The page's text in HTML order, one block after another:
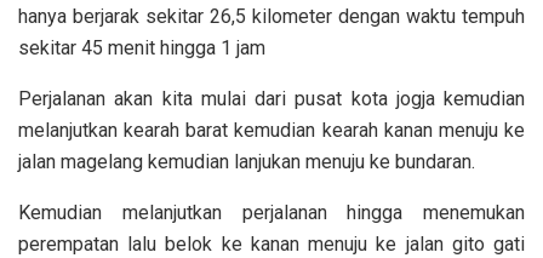
hanya berjarak sekitar 26,5 kilometer dengan waktu tempuh
sekitar 45 menit hingga 1 jam
Perjalanan akan kita mulai dari pusat kota jogja kemudian
melanjutkan kearah barat kemudian kearah kanan menuju ke
jalan magelang kemudian lanjukan menuju ke bundaran.
Kemudian melanjutkan perjalanan hingga menemukan
perempatan lalu belok ke kanan menuju ke jalan gito gati